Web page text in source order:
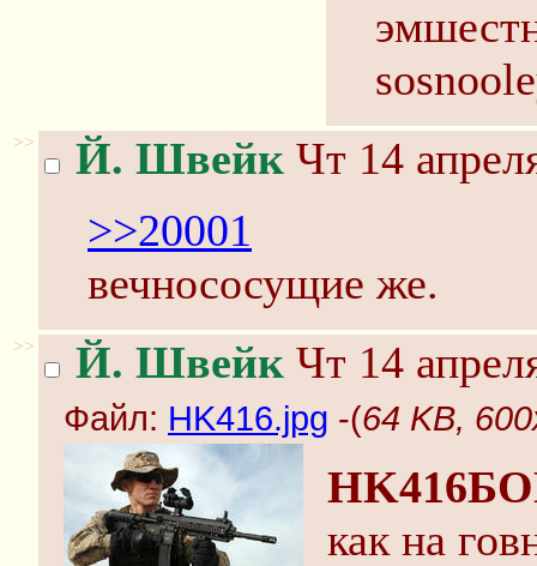
>> Й. Швейк Чт 14
>>20001
вечнососущие же.
>> Й. Швейк Чт 14
Файл: HK416.jpg -(64 KB,
как на